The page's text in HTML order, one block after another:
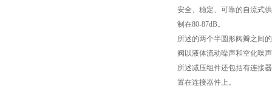
安全、稳定、可靠的自流式
制在80-87dB。
所述的两个半圆形阀瓣之间
阀以液体流动噪声和空化噪
所述减压组件还包括有连接
置在连接器件上。